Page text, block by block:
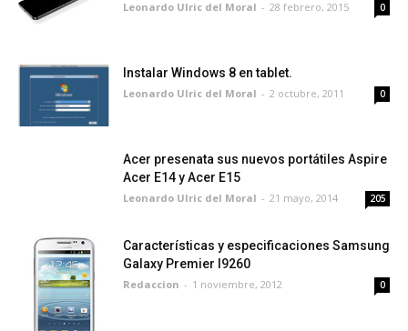
Leonardo Ulric del Moral - 28 febrero, 2015 0
Instalar Windows 8 en tablet.
Leonardo Ulric del Moral - 2 octubre, 2011 0
Acer presenata sus nuevos portátiles Aspire
Acer E14 y Acer E15
Leonardo Ulric del Moral - 21 mayo, 2014 205
Características y especificaciones Samsung
Galaxy Premier I9260
Redaccion - 1 noviembre, 2012 0